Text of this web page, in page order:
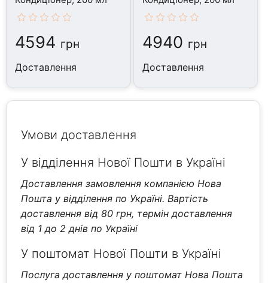
4594 грн
Доставлення
4940 грн
Доставлення
Умови доставлення
У відділення Нової Пошти в Україні
Доставлення замовлення компанією Нова
Пошта у відділення по Україні. Вартість
доставлення від 80 грн, термін доставлення
від 1 до 2 днів по Україні
У поштомат Нової Пошти в Україні
Послуга доставлення у поштомат Нова Пошта